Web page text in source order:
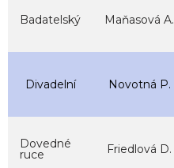
Badatelský Maňasová A.
Divadelní Novotná P.
Dovedné
ruce Friedlová D.